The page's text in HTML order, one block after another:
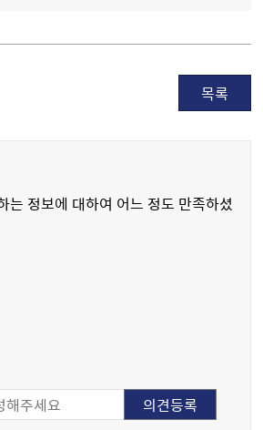
목록
는 정보에 대하여 어느 정도 만족하셨